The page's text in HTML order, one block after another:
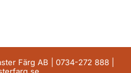
Färg AB | 0734-272 888|